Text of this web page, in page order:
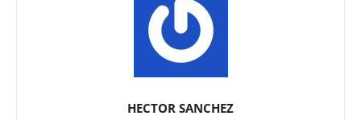
HECTOR SANCHEZ